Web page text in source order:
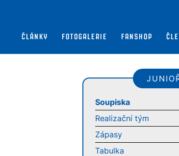
ČLÁNKY FOTOGALERIE FANSHOP
Soupiska
Realizační tým
Zápasy
Tabulka